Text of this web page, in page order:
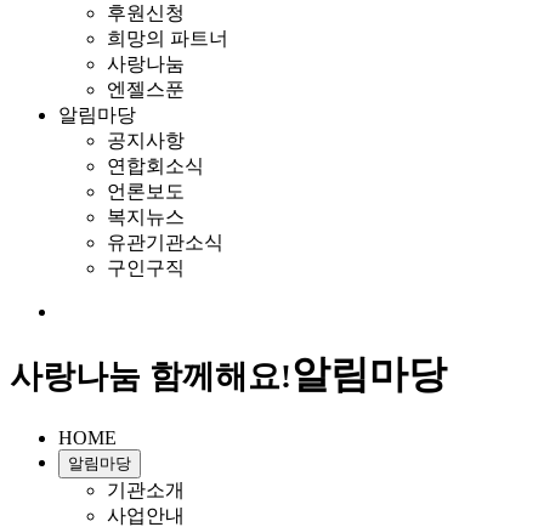
후원신청
희망의 파트너
사랑나눔
엔젤스푼
알림마당
공지사항
연합회소식
언론보도
복지뉴스
유관기관소식
구인구직
사랑나눔 함께해요!알림마당
HOME
알림마당
기관소개
사업안내